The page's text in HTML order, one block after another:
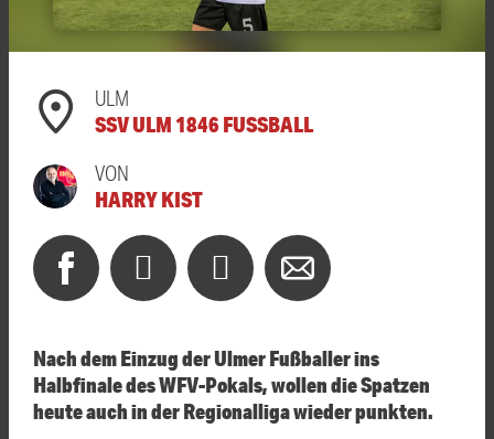
ULM
SSV ULM 1846 FUSSBALL
VON
HARRY KIST
Nach dem Einzug der Ulmer Fußballer ins
Halbfinale des WFV-Pokals, wollen die Spatzen
heute auch in der Regionalliga wieder punkten.